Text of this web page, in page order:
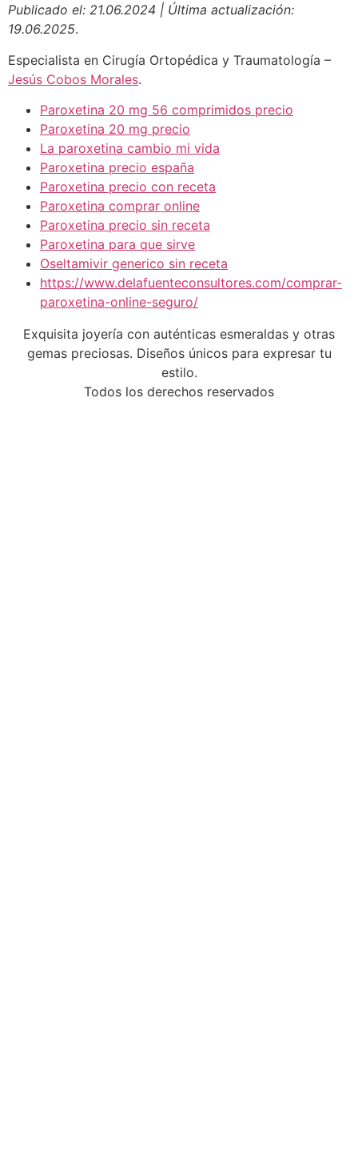
Publicado el: 21.06.2024 | Última actualización:
19.06.2025.
Especialista en Cirugía Ortopédica y Traumatología –
Jesús Cobos Morales.
Paroxetina 20 mg 56 comprimidos precio
Paroxetina 20 mg precio
La paroxetina cambio mi vida
Paroxetina precio españa
Paroxetina precio con receta
Paroxetina comprar online
Paroxetina precio sin receta
Paroxetina para que sirve
Oseltamivir generico sin receta
https://www.delafuenteconsultores.com/comprar-
paroxetina-online-seguro/
Exquisita joyería con auténticas esmeraldas y otras
gemas preciosas. Diseños únicos para expresar tu
estilo.
Todos los derechos reservados